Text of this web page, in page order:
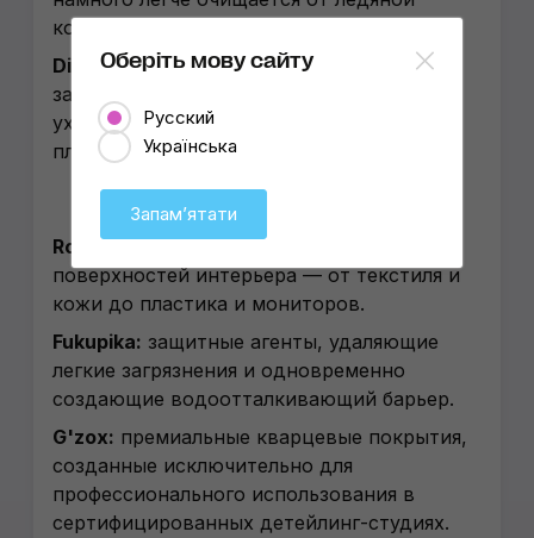
корки.
DiGloss:инструменты, очистители и
защитные покрытия для комплексного
ухода за шинами, дисками и внешним
пластиком.
Roompia:средства для очистки и защиты
поверхностей интерьера — от текстиля и
кожи до пластика и мониторов.
Fukupika: защитные агенты, удаляющие
легкие загрязнения и одновременно
создающие водоотталкивающий барьер.
G'zox: премиальные кварцевые покрытия,
созданные исключительно для
профессионального использования в
сертифицированных детейлинг-студиях.
Оберіть мову сайту
Русский
Українська
Запамʼятати